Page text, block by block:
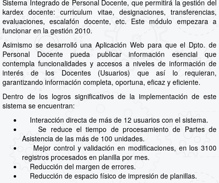
Sistema Integrado de Personal Docente, que permitirá la gestión del
kardex docente: curriculum vitae, designaciones, transferencias,
evaluaciones, escalafón docente, etc. Este módulo empezara a
funcionar en la gestión 2010.
Asimismo se desarrolló una Aplicación Web para que el Dpto. de
Personal Docente pueda publicar información esencial que
contempla funcionalidades y accesos a niveles de información de
interés de los Docentes (Usuarios) que así lo requieran,
garantizando información completa, oportuna, eficaz y eficiente.
Dentro de los logros significativos de la implementación de este
sistema se encuentran:
Interacción directa de más de 12 usuarios con el sistema.
Se reduce el tiempo de procesamiento de Partes de
Asistencia de las más de 100 unidades.
Mejor control y validación en modificaciones, en los 3100
registros procesados en planilla por mes.
Reducción del margen de errores.
Reducción de espacio físico de impresión de planillas.